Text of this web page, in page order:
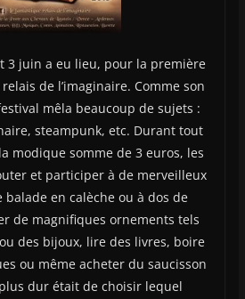
3 juin a eu lieu, pour la première
de l’imaginaire. Comme son
mêla beaucoup de sujets :
steampunk, etc. Durant tout
modique somme de 3 euros, les
et participer à de merveilleux
balade en calèche ou à dos de
de magnifiques ornements tels
des bijoux, lire des livres, boire
ou même acheter du saucisson
dur était de choisir lequel